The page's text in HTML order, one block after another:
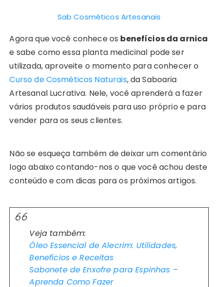
Sab Cosméticos Artesanais
Agora que você conhece os benefícios da arnica
e sabe como essa planta medicinal pode ser
utilizada, aproveite o momento para conhecer o
Curso de Cosméticos Naturais, da Saboaria
Artesanal Lucrativa. Nele, você aprenderá a fazer
vários produtos saudáveis para uso próprio e para
vender para os seus clientes.
Não se esqueça também de deixar um comentário
logo abaixo contando-nos o que você achou deste
conteúdo e com dicas para os próximos artigos.
Veja também:
Óleo Essencial de Alecrim: Utilidades,
Benefícios e Receitas
Sabonete de Enxofre para Espinhas –
Aprenda Como Fazer